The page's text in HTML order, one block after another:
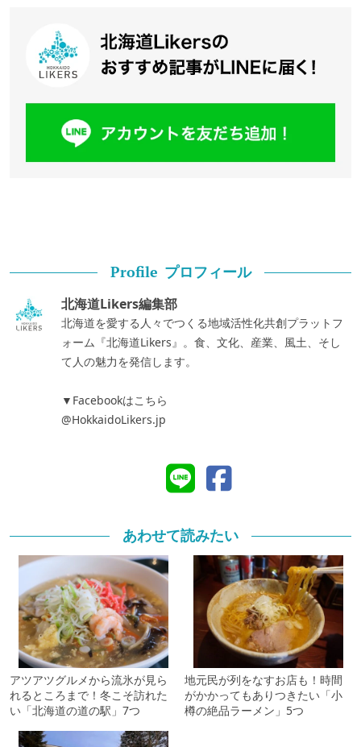
Profile プロフィール
北海道Likers編集部
北海道を愛する人々でつくる地域活性化共創プラットフ
ォーム『北海道Likers』。食、文化、産業、風土、そし
て人の魅力を発信します。
▼Facebookはこちら
@HokkaidoLikers.jp
あわせて読みたい
アツアツグルメから流氷が見ら
れるところまで！冬こそ訪れた
い「北海道の道の駅」7つ
地元民が列をなすお店も！時間
がかかってもありつきたい「小
樽の絶品ラーメン」5つ